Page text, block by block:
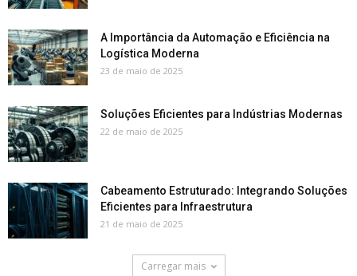
A Importância da Automação e Eficiência na
Logística Moderna
23 de maio de 2025
Soluções Eficientes para Indústrias Modernas
22 de maio de 2025
Cabeamento Estruturado: Integrando Soluções
Eficientes para Infraestrutura
21 de maio de 2025
Carregar mais